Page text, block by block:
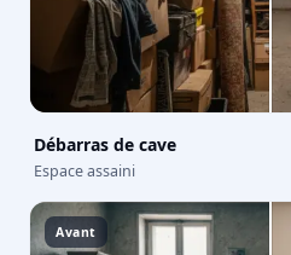
Débarras de cave
Espace assaini
Avant